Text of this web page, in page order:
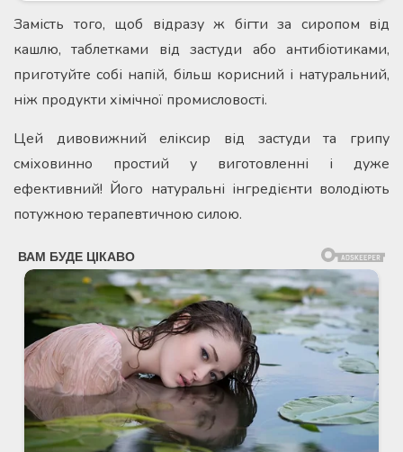
Замість того, щоб відразу ж бігти за сиропом від
кашлю, таблетками від застуди або антибіотиками,
приготуйте собі напій, більш корисний і натуральний,
ніж продукти хімічної промисловості.
Цей дивовижний еліксир від застуди та грипу
сміховинно простий у виготовленні і дуже
ефективний! Його натуральні інгредієнти володіють
потужною терапевтичною силою.